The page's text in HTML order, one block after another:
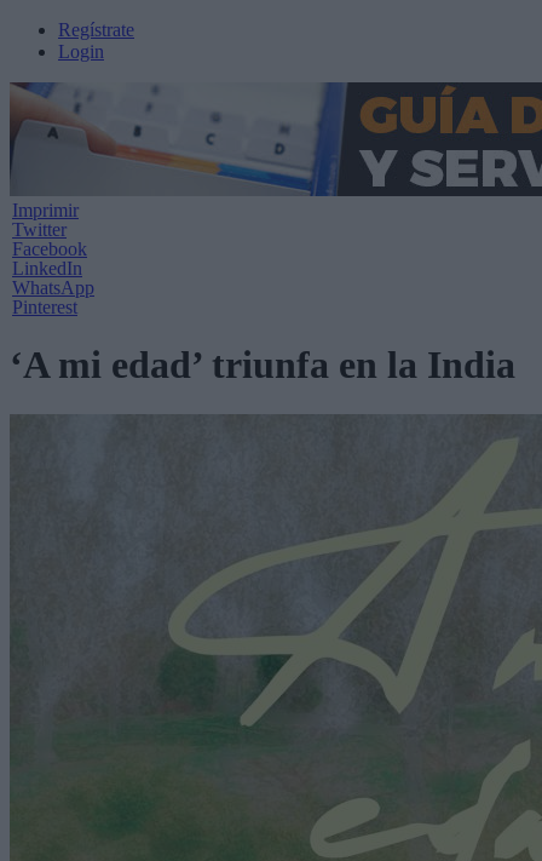
Regístrate
Login
Imprimir
Twitter
Facebook
LinkedIn
WhatsApp
Pinterest
‘A mi edad’ triunfa en la India